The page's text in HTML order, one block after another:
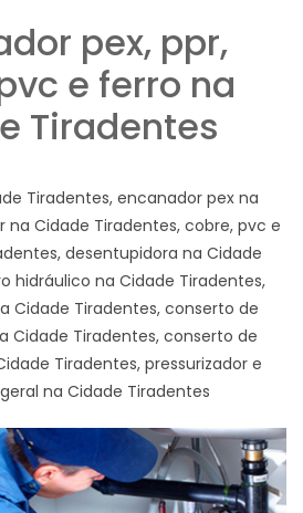
pex, ppr,
e ferro na
Tiradentes
Tiradentes, encanador pex na
na Cidade Tiradentes, cobre, pvc e
desentupidora na Cidade
hidráulico na Cidade Tiradentes,
Cidade Tiradentes, conserto de
Cidade Tiradentes, conserto de
Tiradentes, pressurizador e
na Cidade Tiradentes